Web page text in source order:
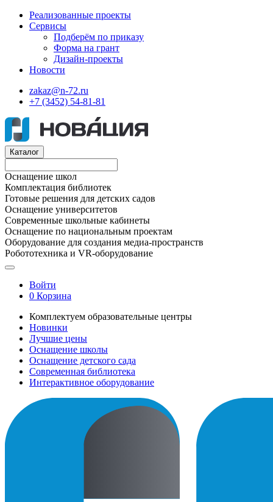
Реализованные проекты
Сервисы
Подберём по приказу
Форма на грант
Дизайн-проекты
Новости
zakaz@n-72.ru
+7 (3452) 54-81-81
Каталог
Оснащение школ
Комплектация библиотек
Готовые решения для детских садов
Оснащение университетов
Современные школьные кабинеты
Оснащение по национальным проектам
Оборудование для создания медиа-пространств
Робототехника и VR-оборудование
Войти
0 Корзина
Комплектуем образовательные центры
Новинки
Лучшие цены
Оснащение школы
Оснащение детского сада
Современная библиотека
Интерактивное оборудование